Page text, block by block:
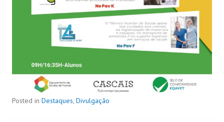
Posted in Destaques, Divulgação